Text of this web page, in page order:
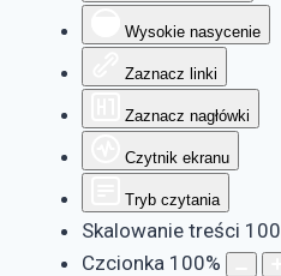
Wysokie nasycenie
Zaznacz linki
Zaznacz nagłówki
Czytnik ekranu
Tryb czytania
Skalowanie treści 100
Czcionka 100%